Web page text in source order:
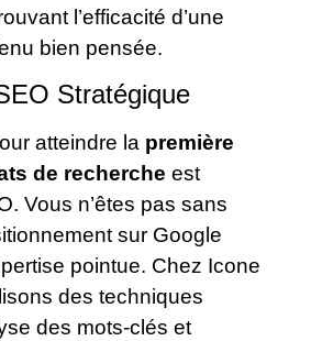
l’efficacité d’une
bien pensée.
Stratégique
atteindre la première
de recherche est
Vous n’êtes pas sans
sur Google
pointue. Chez Icone
des techniques
des mots-clés et